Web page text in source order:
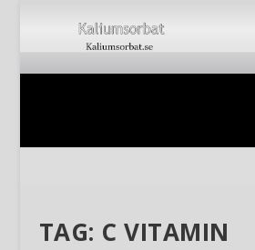
TAG: C VITAMIN